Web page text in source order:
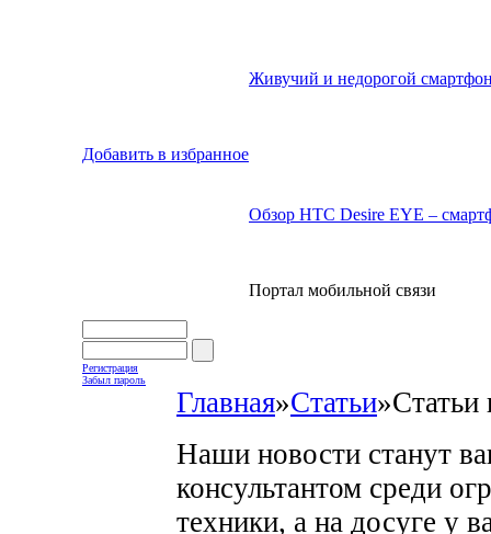
Добавить в избранное
Живучий и недорогой
Обзор HTC Desire EYE –
Портал мобильной связи
Регистрация
Забыл пароль
Главная»Статьи»Статьи
Наши новости станут
консультантом среди
техники, а на досуге у